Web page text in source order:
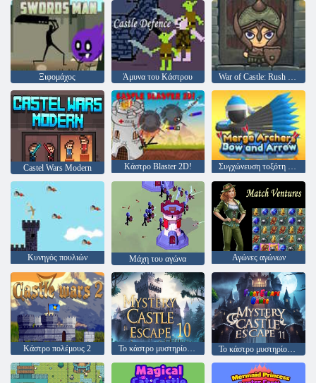
Ξιφομάχος Άμυνα του Κάστρου War of Castle: Rush royale και Drag and Drop
Castel Wars Modern Κάστρο Blaster 2D! Συγχώνευση τοξότη και βέλος
Κυνηγός πουλιών Μάχη του αγώνα Αγώνες αγώνων
Κάστρο πολέμους 2 Το κάστρο μυστηρίου διαφεύγει 10 Το κάστρο μυστηρίου διαφεύγει 11